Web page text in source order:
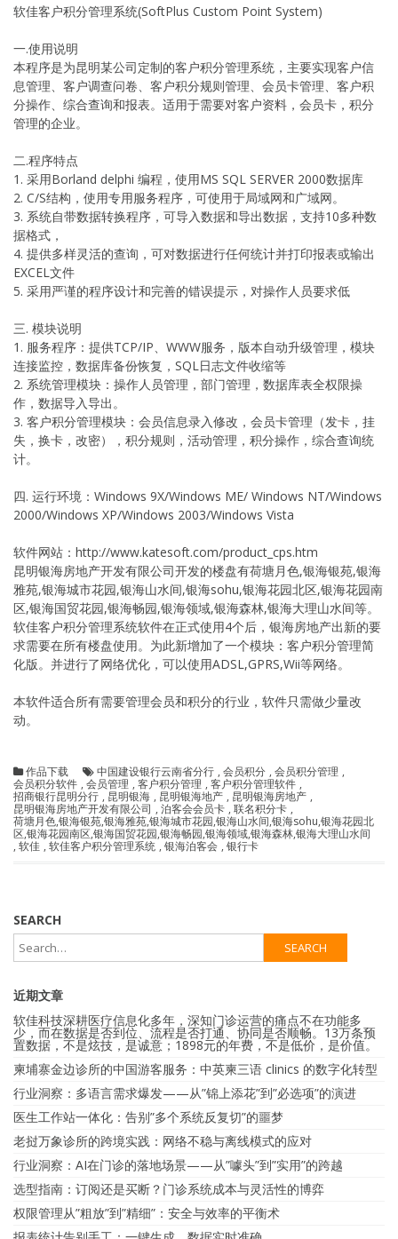
软佳客户积分管理系统(SoftPlus Custom Point System)
一.使用说明
本程序是为昆明某公司定制的客户积分管理系统，主要实现客户信
息管理、客户调查问卷、客户积分规则管理、会员卡管理、客户积
分操作、综合查询和报表。适用于需要对客户资料，会员卡，积分
管理的企业。
二.程序特点
1. 采用Borland delphi 编程，使用MS SQL SERVER 2000数据库
2. C/S结构，使用专用服务程序，可使用于局域网和广域网。
3. 系统自带数据转换程序，可导入数据和导出数据，支持10多种数
据格式，
4. 提供多样灵活的查询，可对数据进行任何统计并打印报表或输出
EXCEL文件
5. 采用严谨的程序设计和完善的错误提示，对操作人员要求低
三. 模块说明
1. 服务程序：提供TCP/IP、WWW服务，版本自动升级管理，模块
连接监控，数据库备份恢复，SQL日志文件收缩等
2. 系统管理模块：操作人员管理，部门管理，数据库表全权限操
作，数据导入导出。
3. 客户积分管理模块：会员信息录入修改，会员卡管理（发卡，挂
失，换卡，改密），积分规则，活动管理，积分操作，综合查询统
计。
四. 运行环境：Windows 9X/Windows ME/ Windows NT/Windows
2000/Windows XP/Windows 2003/Windows Vista
软件网站：http://www.katesoft.com/product_cps.htm
昆明银海房地产开发有限公司开发的楼盘有荷塘月色,银海银苑,银海
雅苑,银海城市花园,银海山水间,银海sohu,银海花园北区,银海花园南
区,银海国贸花园,银海畅园,银海领域,银海森林,银海大理山水间等。
软佳客户积分管理系统软件在正式使用4个后，银海房地产出新的要
求需要在所有楼盘使用。为此新增加了一个模块：客户积分管理简
化版。并进行了网络优化，可以使用ADSL,GPRS,Wii等网络。
本软件适合所有需要管理会员和积分的行业，软件只需做少量改
动。
作品下载 中国建设银行云南省分行 , 会员积分 , 会员积分管理 ,
会员积分软件 , 会员管理 , 客户积分管理 , 客户积分管理软件 ,
招商银行昆明分行 , 昆明银海 , 昆明银海地产 , 昆明银海房地产 ,
昆明银海房地产开发有限公司 , 泊客会会员卡 , 联名积分卡 ,
荷塘月色,银海银苑,银海雅苑,银海城市花园,银海山水间,银海sohu,银海花园北
区,银海花园南区,银海国贸花园,银海畅园,银海领域,银海森林,银海大理山水间
, 软佳 , 软佳客户积分管理系统 , 银海泊客会 , 银行卡
SEARCH
近期文章
软佳科技深耕医疗信息化多年，深知门诊运营的痛点不在功能多
少，而在数据是否到位、流程是否打通、协同是否顺畅。13万条预
置数据，不是炫技，是诚意；1898元的年费，不是低价，是价值。
柬埔寨金边诊所的中国游客服务：中英柬三语 clinics 的数字化转型
行业洞察：多语言需求爆发——从”锦上添花”到”必选项”的演进
医生工作站一体化：告别”多个系统反复切”的噩梦
老挝万象诊所的跨境实践：网络不稳与离线模式的应对
行业洞察：AI在门诊的落地场景——从”噱头”到”实用”的跨越
选型指南：订阅还是买断？门诊系统成本与灵活性的博弈
权限管理从”粗放”到”精细”：安全与效率的平衡术